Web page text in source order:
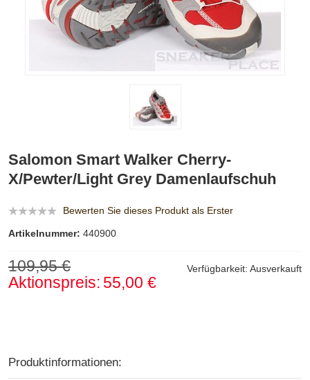
Salomon Smart Walker Cherry-
X/Pewter/Light Grey Damenlaufschuh
Bewerten Sie dieses Produkt als Erster
Artikelnummer: 440900
Verfügbarkeit: Ausverkauft
109,95 €
Aktionspreis: 55,00 €
Produktinformationen: